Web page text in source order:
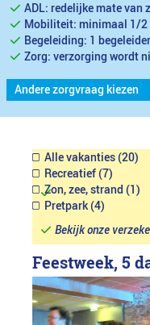
ADL: redelijke mate van
Mobiliteit: minimaal 1/2
Begeleiding: 1
Zorg: verzorging wordt
Andere zorgvraag kiezen
Alle vakanties (20)
Recreatief (7)
Zon, zee, strand (1)
Pretpark (4)
Bekijk onze
Feestweek, 5